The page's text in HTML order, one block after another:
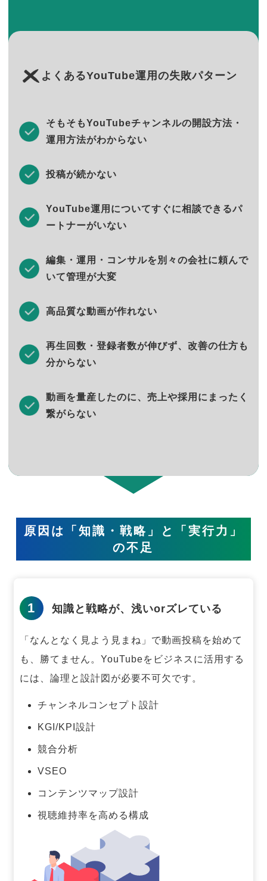
よくあるYouTube運用の失敗パターン
そもそもYouTubeチャンネルの開設方法・
運用方法がわからない
投稿が続かない
YouTube運用についてすぐに相談できるパ
ートナーがいない
編集・運用・コンサルを別々の会社に頼んで
いて管理が大変
高品質な動画が作れない
再生回数・登録者数が伸びず、改善の仕方も
分からない
動画を量産したのに、売上や採用にまったく
繋がらない
原因は「知識・戦略」と「実行力」
の不足
1 知識と戦略が、浅いorズレている
「なんとなく見よう見まね」で動画投稿を始めて
も、勝てません。 YouTubeをビジネスに活用する
には、論理と設計図が必要不可欠です。
チャンネルコンセプト設計
KGI/KPI設計
競合分析
VSEO
コンテンツマップ設計
視聴維持率を高める構成